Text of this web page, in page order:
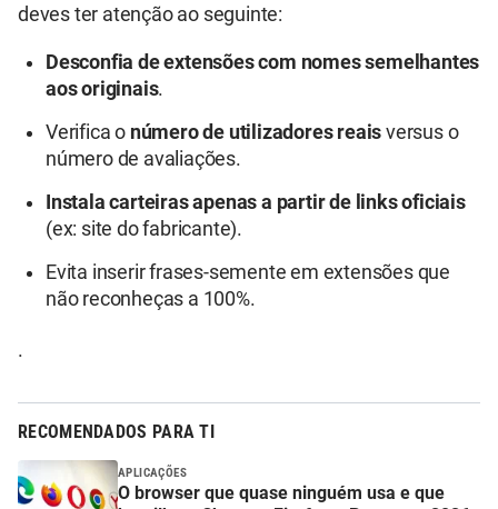
deves ter atenção ao seguinte:
Desconfia de extensões com nomes semelhantes
aos originais.
Verifica o número de utilizadores reais versus o
número de avaliações.
Instala carteiras apenas a partir de links oficiais
(ex: site do fabricante).
Evita inserir frases-semente em extensões que
não reconheças a 100%.
.
RECOMENDADOS PARA TI
APLICAÇÕES
O browser que quase ninguém usa e que